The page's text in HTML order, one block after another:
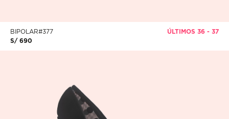
BIPOLAR#377
S/ 690
ÚLTIMOS 36 - 37